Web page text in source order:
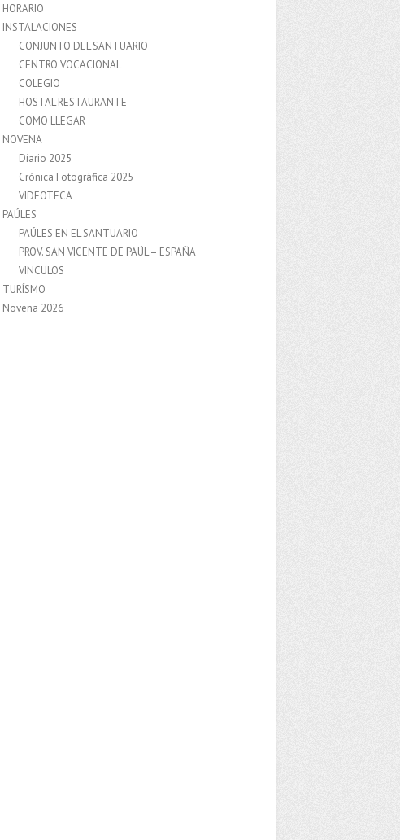
HORARIO
INSTALACIONES
CONJUNTO DEL SANTUARIO
CENTRO VOCACIONAL
COLEGIO
HOSTAL RESTAURANTE
COMO LLEGAR
NOVENA
Díario 2025
Crónica Fotográfica 2025
VIDEOTECA
PAÚLES
PAÚLES EN EL SANTUARIO
PROV. SAN VICENTE DE PAÚL – ESPAÑA
VINCULOS
TURÍSMO
Novena 2026